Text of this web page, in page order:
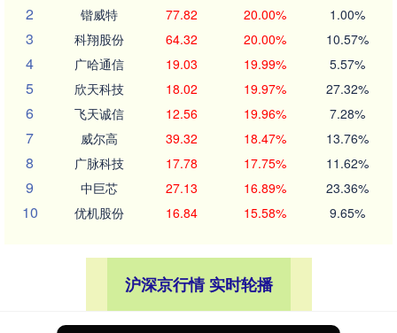
2 锴威特 77.82 20.00% 1.00%
3 科翔股份 64.32 20.00% 10.57%
4 广哈通信 19.03 19.99% 5.57%
5 欣天科技 18.02 19.97% 27.32%
6 飞天诚信 12.56 19.96% 7.28%
7 威尔高 39.32 18.47% 13.76%
8 广脉科技 17.78 17.75% 11.62%
9 中巨芯 27.13 16.89% 23.36%
10 优机股份 16.84 15.58% 9.65%
沪深京行情 实时轮播